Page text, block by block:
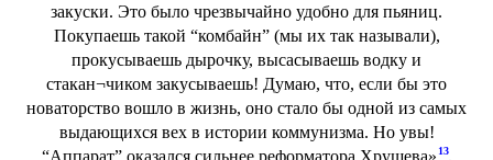
закуски. Это было чрезвычайно удобно для пьяниц.
Покупаешь такой “комбайн” (мы их так называли),
прокусываешь дырочку, высасываешь водку и
стакан¬чиком закусываешь! Думаю, что, если бы это
новаторство вошло в жизнь, оно стало бы одной из самых
выдающихся вех в истории коммунизма. Но увы!
“Аппарат” оказался сильнее реформатора Хрущева» 13.